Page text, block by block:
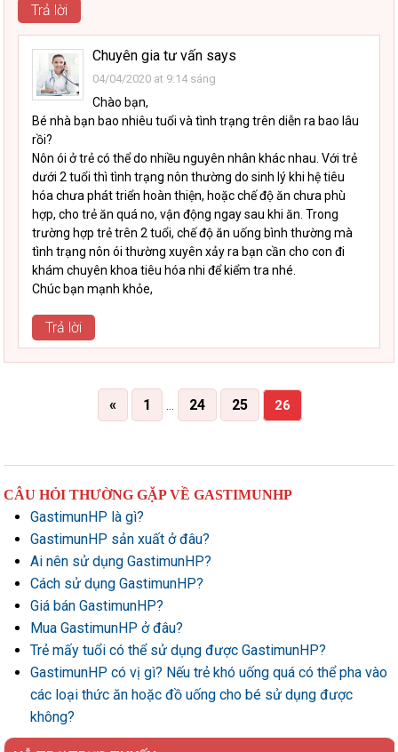
Trả lời
Chuyên gia tư vấn says
04/04/2020 at 9:14 sáng
Chào bạn,
Bé nhà bạn bao nhiêu tuổi và tình trạng trên diễn ra bao lâu
rồi?
Nôn ói ở trẻ có thể do nhiều nguyên nhân khác nhau. Với trẻ
dưới 2 tuổi thì tình trạng nôn thường do sinh lý khi hệ tiêu
hóa chưa phát triển hoàn thiện, hoặc chế độ ăn chưa phù
hợp, cho trẻ ăn quá no, vận động ngay sau khi ăn. Trong
trường hợp trẻ trên 2 tuổi, chế độ ăn uống bình thường mà
tình trạng nôn ói thường xuyên xảy ra bạn cần cho con đi
khám chuyên khoa tiêu hóa nhi để kiểm tra nhé.
Chúc bạn mạnh khỏe,
Trả lời
« 1 … 24 25 26
CÂU HỎI THƯỜNG GẶP VỀ GASTIMUNHP
GastimunHP là gì?
GastimunHP sản xuất ở đâu?
Ai nên sử dụng GastimunHP?
Cách sử dụng GastimunHP?
Giá bán GastimunHP?
Mua GastimunHP ở đâu?
Trẻ mấy tuổi có thể sử dụng được GastimunHP?
GastimunHP có vị gì? Nếu trẻ khó uống quá có thể pha vào
các loại thức ăn hoặc đồ uống cho bé sử dụng được
không?